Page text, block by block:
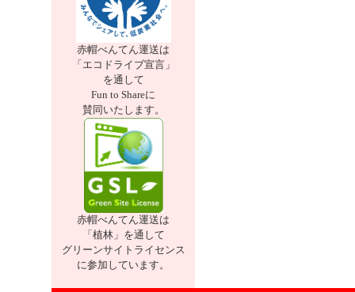
赤帽べんてん運送は
「エコドライブ宣言」
を通して
Fun to Shareに
賛同いたします。
赤帽べんてん運送は
「植林」を通して
グリーンサイトライセンス
に参加しています。